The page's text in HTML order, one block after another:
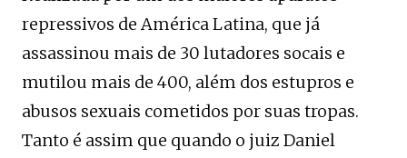
repressivos de América Latina, que já
assassinou mais de 30 lutadores socais e
mutilou mais de 400, além dos estupros e
abusos sexuais cometidos por suas tropas.
Tanto é assim que quando o juiz Daniel